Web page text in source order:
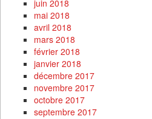
juin 2018
mai 2018
avril 2018
mars 2018
février 2018
janvier 2018
décembre 2017
novembre 2017
octobre 2017
septembre 2017